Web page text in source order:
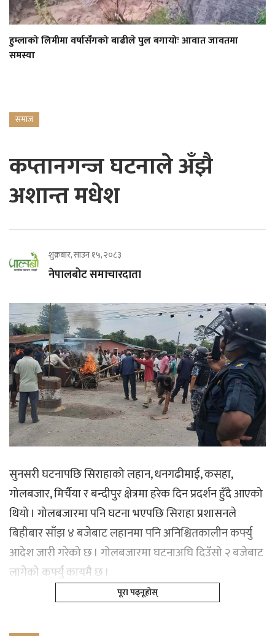
हुम्लाको लिमीमा वर्षासँगको बाढीले पुल बगायोः आवात जावतमा
समस्या
समाज
कप्तानगन्ज घटनाले अँझै
अशान्त मधेश
शुक्रबार, साउन १५, २०८३
नेपालबोट समाचारदाता
सुनसरी घटनापछि सिराहाको लहान, धनगढीमाई, कसहा,
गोलबजार, मिर्चैया र बन्दीपुर क्षेत्रमा हरेक दिन प्रदर्शन हुँदै आएको
थियो । गोलबजारमा पनि घटना भएपछि सिराहा प्रशासनले
बिहीबार साँझ ४ बजेबाट लहानमा पनि अनिश्चितकालीन कर्फ्यु
आदेश जारी गरेको छ । गोलबजारमा घटनाअघि दिउँसो २ बजेबाट
लागेको कर्फ्यु कायमै छ ।
पूरा पढ्नूहोस्